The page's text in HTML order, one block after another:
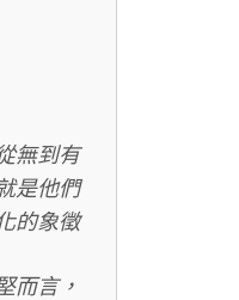
無到有
是他們
的象徵
而言，